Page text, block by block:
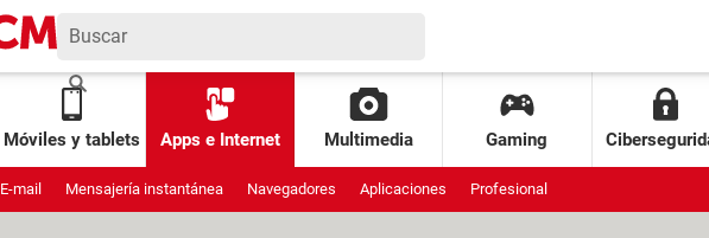
Móviles y tablets Apps e Internet Multimedia Gaming
E-mail Mensajería instantánea Navegadores Aplicaciones Profesional